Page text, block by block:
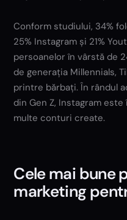
Conform studiului, 34%
25% Instagram și 21%
persoanelor în vârstă de
de generația Millennials,
printre bărbați. În rândul
din Gen Z, Instagram
multe conturi create.
Cele mai bune
marketing